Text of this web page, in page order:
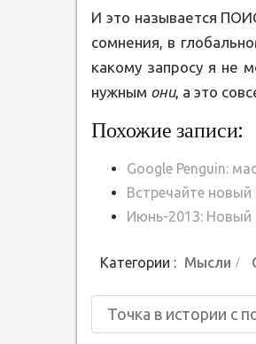
И это называется
сомнения, в
какому запросу я не
нужным они, а это
Похожие записи:
Google Penguin:
Встречайте
Июнь-2013: Новый
Категории : Мысли
Навигация
поПредыдущая
Точка в истории с